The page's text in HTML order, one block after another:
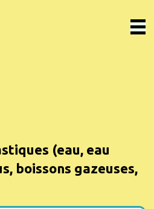
(eau, eau
boissons gazeuses,